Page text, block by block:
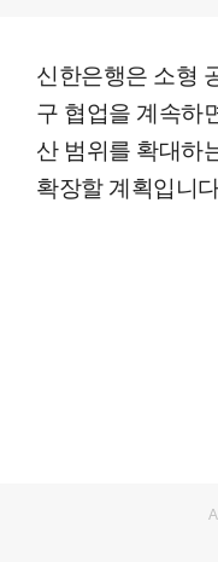
신한은행은 소형
구 협업을 계속하
산 범위를 확대하
확장할 계획입니